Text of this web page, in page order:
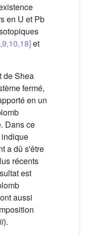
en U et Pb
et
de Shea
fermé,
en un
Dans ce
a dû s'être
récents
est
aussi
ii).